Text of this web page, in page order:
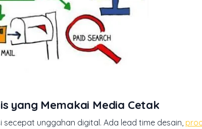
yang Memakai Media Cetak
unggahan digital. Ada lead time desain,